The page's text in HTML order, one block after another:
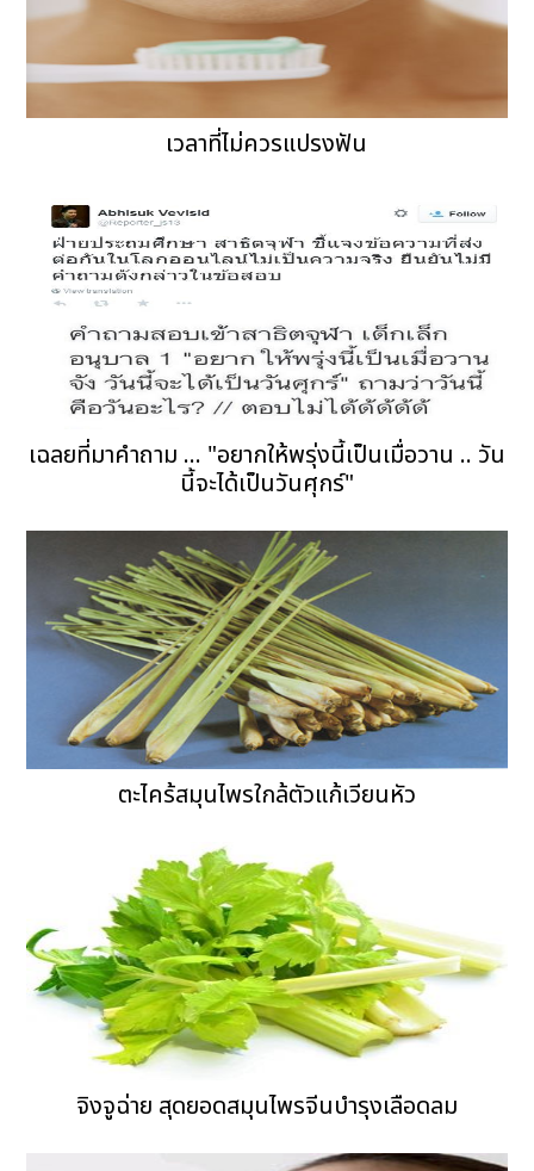
เวลาที่ไม่ควรแปรงฟัน
เฉลยที่มาคำถาม ... "อยากให้พรุ่งนี้เป็นเมื่อวาน .. วัน
นี้จะได้เป็นวันศุกร์"
ตะไคร้สมุนไพรใกล้ตัวแก้เวียนหัว
จิงจูฉ่าย สุดยอดสมุนไพรจีนบำรุงเลือดลม